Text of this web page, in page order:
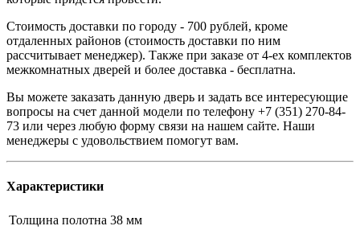
Стоимость доставки по городу - 700 рублей, кроме
отдаленных районов (стоимость доставки по ним
рассчитывает менеджер). Также при заказе от 4-ех комплектов
межкомнатных дверей и более доставка - бесплатна.
Вы можете заказать данную дверь и задать все интересующие
вопросы на счет данной модели по телефону +7 (351) 270-84-
73 или через любую форму связи на нашем сайте. Наши
менеджеры с удовольствием помогут вам.
Характеристики
Толщина полотна 38 мм